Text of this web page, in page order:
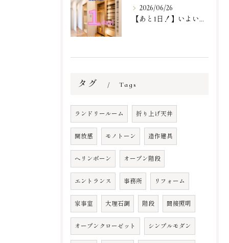
2026/06/26
【あと1日！】いよいよ明日！
タグ Tags
ランドリールーム 折り上げ天井
開放感 モノトーン 造作建具
ヘリンボーン オープン階段
エントランス 事務所 リフォーム
家事室 大理石調 階段 間接照明
オープンクローゼット シンプルモダン